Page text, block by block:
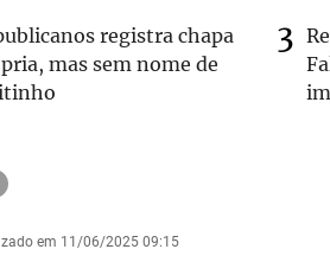
registra chapa
mas sem nome de
em 11/06/2025 09:15